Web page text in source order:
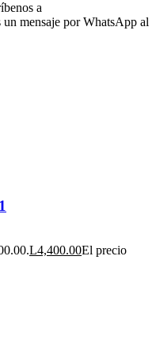
a
un mensaje por WhatsApp al
L4,400.00El precio